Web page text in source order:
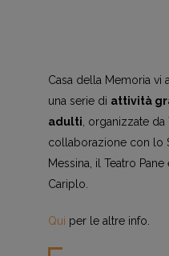
Casa della Memoria vi
una serie di attività
adulti , organizzate
collaborazione con lo
Messina, il Teatro
Cariplo.
Qui per le altre info.